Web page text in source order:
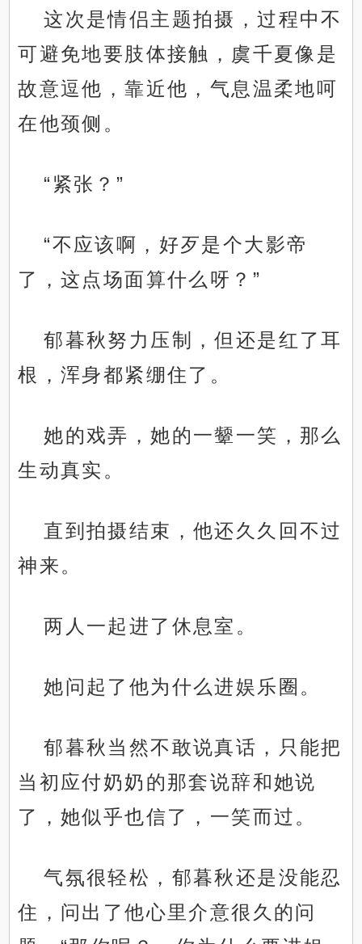
这次是情侣主题拍摄，过程中不
可避免地要肢体接触，虞千夏像是
故意逗他，靠近他，气息温柔地呵
在他颈侧。
“紧张？”
“不应该啊，好歹是个大影帝
了，这点场面算什么呀？”
郁暮秋努力压制，但还是红了耳
根，浑身都紧绷住了。
她的戏弄，她的一颦一笑，那么
生动真实。
直到拍摄结束，他还久久回不过
神来。
两人一起进了休息室。
她问起了他为什么进娱乐圈。
郁暮秋当然不敢说真话，只能把
当初应付奶奶的那套说辞和她说
了，她似乎也信了，一笑而过。
气氛很轻松，郁暮秋还是没能忍
住，问出了他心里介意很久的问